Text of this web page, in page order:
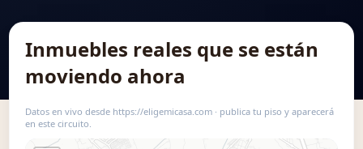
Inmuebles reales que se están
moviendo ahora
Datos en vivo desde https://eligemicasa.com · publica tu piso y aparecerá
en este circuito.